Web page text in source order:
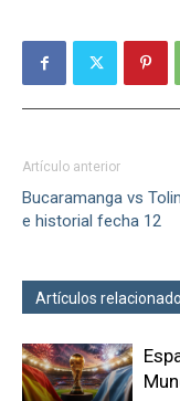
Artículo anterior
Bucaramanga vs
e historial fecha 12
Artículos